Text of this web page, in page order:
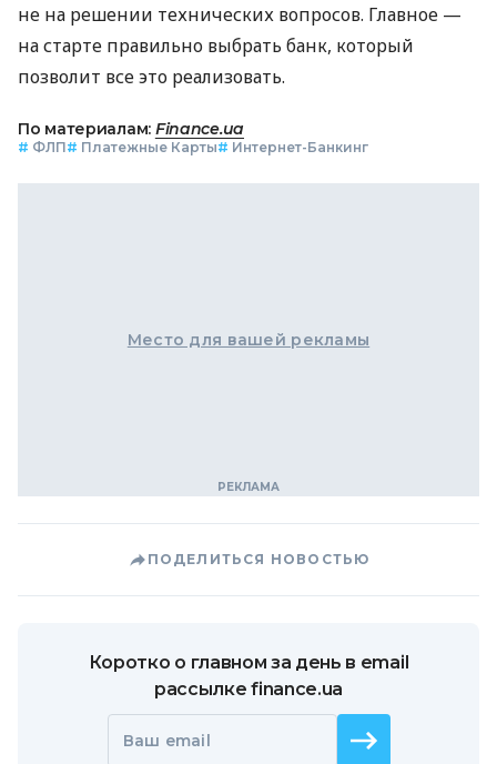
не на решении технических вопросов. Главное —
на старте правильно выбрать банк, который
позволит все это реализовать.
По материалам: Finance.ua
# ФЛП# Платежные Карты# Интернет-Банкинг
Место для вашей рекламы
ПОДЕЛИТЬСЯ НОВОСТЬЮ
Коротко о главном за день в email
рассылке finance.ua
Ваш email